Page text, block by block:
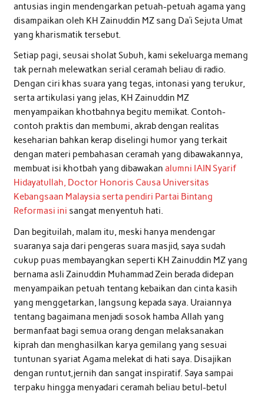
antusias ingin mendengarkan petuah-petuah agama yang
disampaikan oleh KH Zainuddin MZ sang Da’i Sejuta Umat
yang kharismatik tersebut.
Setiap pagi, seusai sholat Subuh, kami sekeluarga memang
tak pernah melewatkan serial ceramah beliau di radio.
Dengan ciri khas suara yang tegas, intonasi yang terukur,
serta artikulasi yang jelas, KH Zainuddin MZ
menyampaikan khotbahnya begitu memikat. Contoh-
contoh praktis dan membumi, akrab dengan realitas
keseharian bahkan kerap diselingi humor yang terkait
dengan materi pembahasan ceramah yang dibawakannya,
membuat isi khotbah yang dibawakan alumni IAIN Syarif
Hidayatullah, Doctor Honoris Causa Universitas
Kebangsaan Malaysia serta pendiri Partai Bintang
Reformasi ini sangat menyentuh hati.
Dan begituilah, malam itu, meski hanya mendengar
suaranya saja dari pengeras suara masjid, saya sudah
cukup puas membayangkan seperti KH Zainuddin MZ yang
bernama asli Zainuddin Muhammad Zein berada didepan
menyampaikan petuah tentang kebaikan dan cinta kasih
yang menggetarkan, langsung kepada saya. Uraiannya
tentang bagaimana menjadi sosok hamba Allah yang
bermanfaat bagi semua orang dengan melaksanakan
kiprah dan menghasilkan karya gemilang yang sesuai
tuntunan syariat Agama melekat di hati saya. Disajikan
dengan runtut,jernih dan sangat inspiratif. Saya sampai
terpaku hingga menyadari ceramah beliau betul-betul